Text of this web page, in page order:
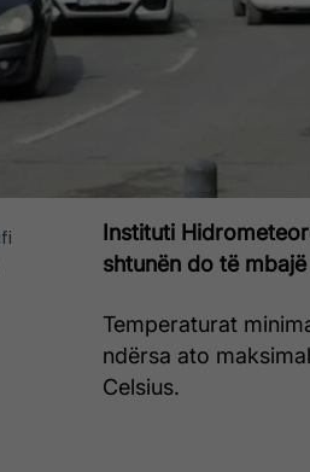
Instituti
shtunën do të
Temperaturat
ndërsa ato
Celsius.